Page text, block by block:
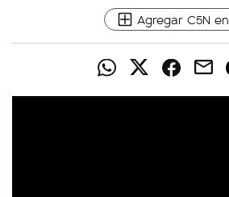
Agregar C5N en